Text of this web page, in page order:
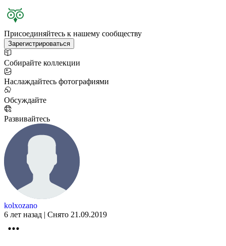
Присоединяйтесь к нашему сообществу
Зарегистрироваться
Собирайте коллекции
Наслаждайтесь фотографиями
Обсуждайте
Развивайтесь
kolxozano
6 лет назад | Снято 21.09.2019